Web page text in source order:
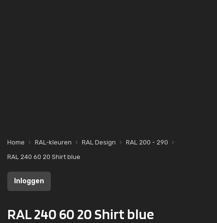
Home RAL-kleuren RAL Design
RAL 200 - 290
RAL 240 60 20 Shirt blue
Inloggen
RAL 240 60 20 Shirt blue